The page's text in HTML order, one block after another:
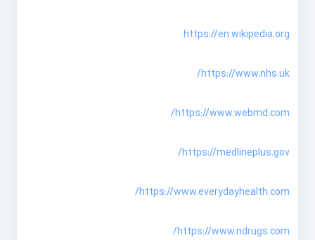
https://en.wikipedia.org
https://www.nhs.uk/
https://www.webmd.com/
https://medlineplus.gov/
https://www.everydayhealth.com/
https://www.ndrugs.com/